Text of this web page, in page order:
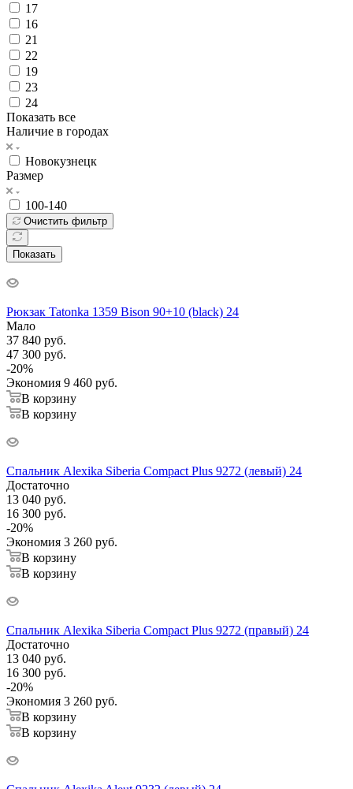
17
16
21
22
19
23
24
Показать все
Наличие в городах
Новокузнецк
Размер
100-140
Очистить фильтр
Показать
Рюкзак Tatonka 1359 Bison 90+10 (black) 24
Мало
37 840 руб.
47 300 руб.
-20%
Экономия 9 460 руб.
В корзину
В корзину
Спальник Alexika Siberia Compact Plus 9272 (левый) 24
Достаточно
13 040 руб.
16 300 руб.
-20%
Экономия 3 260 руб.
В корзину
В корзину
Спальник Alexika Siberia Compact Plus 9272 (правый) 24
Достаточно
13 040 руб.
16 300 руб.
-20%
Экономия 3 260 руб.
В корзину
В корзину